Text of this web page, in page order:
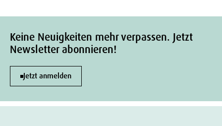
Keine Neuigkeiten mehr verpassen. Jetzt
Newsletter abonnieren!
Jetzt anmelden